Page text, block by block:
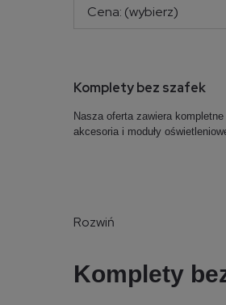
Cena: (wybierz)
Komplety bez szafek
Nasza oferta zawiera
akcesoria i moduły
Rozwiń
Komplety